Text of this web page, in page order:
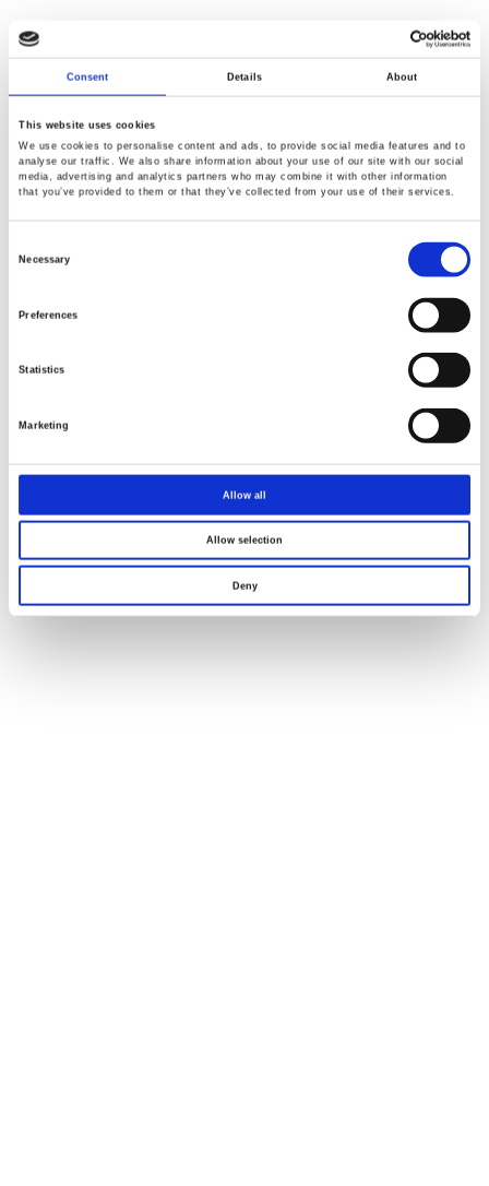
Consent Details About
This website uses cookies
We use cookies to personalise content and ads, to provide social media features and to
analyse our traffic. We also share information about your use of our site with our social
media, advertising and analytics partners who may combine it with other information
that you’ve provided to them or that they’ve collected from your use of their services.
Selection
Necessary
Preferences
Statistics
Marketing
Allow all
Allow selection
Deny